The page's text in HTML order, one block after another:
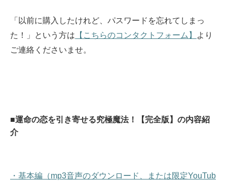
「以前に購入したけれど、パスワードを忘れてしまっ
た！」という方は 【こちらのコンタクトフォーム】
より
ご連絡くださいませ。
■運命の恋を引き寄せる究極魔法！【完全版】の内容紹
介
・基本編（mp3音声のダウンロード、または限定YouTub